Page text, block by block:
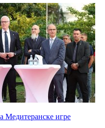
Медитеранске игре